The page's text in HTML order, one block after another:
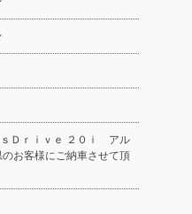
ｓＤｒｉｖｅ ２０ｉ アル
お客様にご納車させて頂